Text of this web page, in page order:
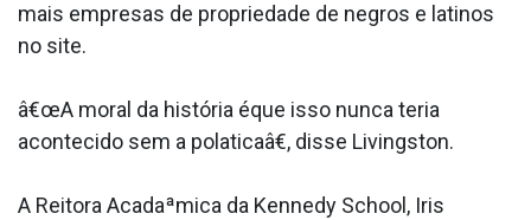
mais empresas de propriedade de negros e latinos
no site.
â€œA moral da história éque isso nunca teria
acontecido sem a pola­ticaâ€, disse Livingston.
A Reitora Acadaªmica da Kennedy School, Iris